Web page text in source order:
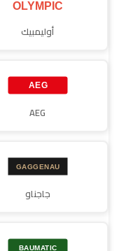
أوليمبيك
AEG
جاجناو